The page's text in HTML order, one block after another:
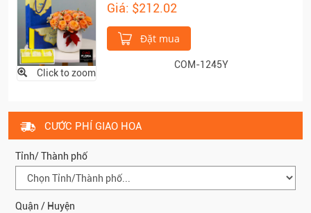
Click to zoom
Giá: $212.02
Đặt mua
COM-1245Y
CƯỚC PHÍ GIAO HOA
Tỉnh/ Thành phố
Quận / Huyện